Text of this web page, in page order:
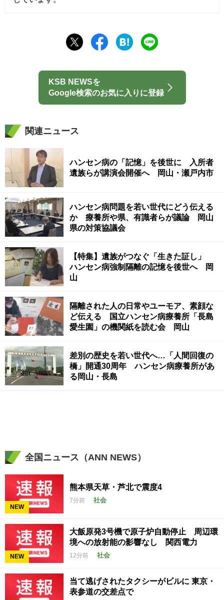
KSB NEWSを
Google検索のお気に入りに登録
関連ニュース
ハンセン病の「記憶」を後世に 入所者
遺族らが講演会開催へ 岡山・瀬戸内市
ハンセン病問題を若い世代にどう伝える
か 療養所や県、有識者らが議論 岡山
県の対策協議会
【特集】遺族がつなぐ「生きた証し」
ハンセン病強制隔離の記憶を後世へ 岡
山
隔離された人の日常やユーモア、素顔な
ど伝える 国立ハンセン病療養所「長島
愛生園」の機関紙を読む会 岡山
差別の歴史を若い世代へ…「人間回復の
橋」開通30周年 ハンセン病療養所があ
る岡山・長島
全国ニュース（ANN NEWS）
NEW
熊本県天草・芦北で震度4
7分前 社会
NEW
大飯原発3号機で原子炉自動停止 周辺環
境への放射能の影響なし 関西電力
12分前 社会
当て逃げされたタクシーがビルに 東京・
表参道の交差点で